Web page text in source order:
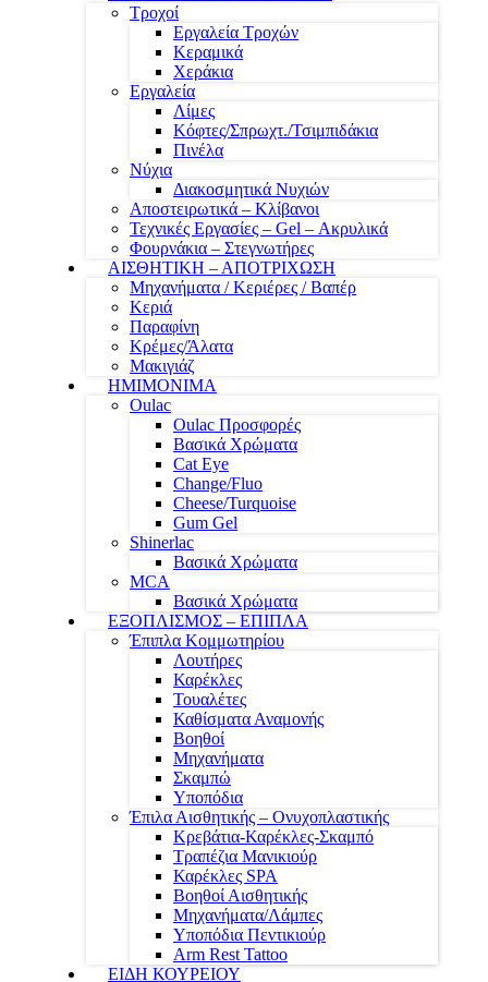
Τροχοί
Εργαλεία Τροχών
Κεραμικά
Χεράκια
Εργαλεία
Λίμες
Κόφτες/Σπρωχτ./Τσιμπιδάκια
Πινέλα
Νύχια
Διακοσμητικά Νυχιών
Αποστειρωτικά – Κλίβανοι
Τεχνικές Εργασίες – Gel – Ακρυλικά
Φουρνάκια – Στεγνωτήρες
ΑΙΣΘΗΤΙΚΗ – ΑΠΟΤΡΙΧΩΣΗ
Μηχανήματα / Κεριέρες / Βαπέρ
Κεριά
Παραφίνη
Κρέμες/Άλατα
Μακιγιάζ
ΗΜΙΜΟΝΙΜΑ
Oulac
Oulac Προσφορές
Βασικά Χρώματα
Cat Eye
Change/Fluo
Cheese/Turquoise
Gum Gel
Shinerlac
Βασικά Χρώματα
MCA
Βασικά Χρώματα
ΕΞΟΠΛΙΣΜΟΣ – ΕΠΙΠΛΑ
Έπιπλα Κομμωτηρίου
Λουτήρες
Καρέκλες
Τουαλέτες
Καθίσματα Αναμονής
Βοηθοί
Μηχανήματα
Σκαμπώ
Υποπόδια
Έπιλα Αισθητικής – Ονυχοπλαστικής
Κρεβάτια-Καρέκλες-Σκαμπό
Τραπέζια Μανικιούρ
Καρέκλες SPA
Βοηθοί Αισθητικής
Μηχανήματα/Λάμπες
Υποπόδια Πεντικιούρ
Arm Rest Tattoo
ΕΙΔΗ ΚΟΥΡΕΙΟΥ